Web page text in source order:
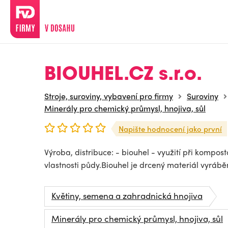
BIOUHEL.CZ s.r.o.
Stroje, suroviny, vybavení pro firmy
Suroviny
Minerály pro chemický průmysl, hnojiva, sůl
Napište hodnocení jako první
Výroba, distribuce: - biouhel - využití při
vlastnosti půdy.Biouhel je drcený materiál
Květiny, semena a zahradnická hnojiva
Minerály pro chemický průmysl, hnojiva, sůl